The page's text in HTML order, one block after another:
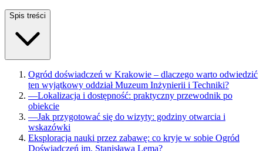
Spis treści
Ogród doświadczeń w Krakowie – dlaczego warto odwiedzić
ten wyjątkowy oddział Muzeum Inżynierii i Techniki?
—Lokalizacja i dostępność: praktyczny przewodnik po
obiekcie
—Jak przygotować się do wizyty: godziny otwarcia i
wskazówki
Eksploracja nauki przez zabawę: co kryje w sobie Ogród
Doświadczeń im. Stanisława Lema?